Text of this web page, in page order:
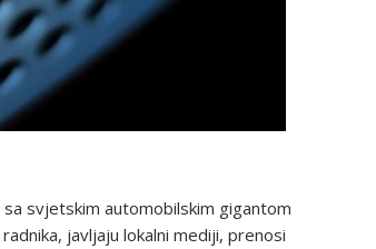
svjetskim automobilskim gigantom
javljaju lokalni mediji, prenosi